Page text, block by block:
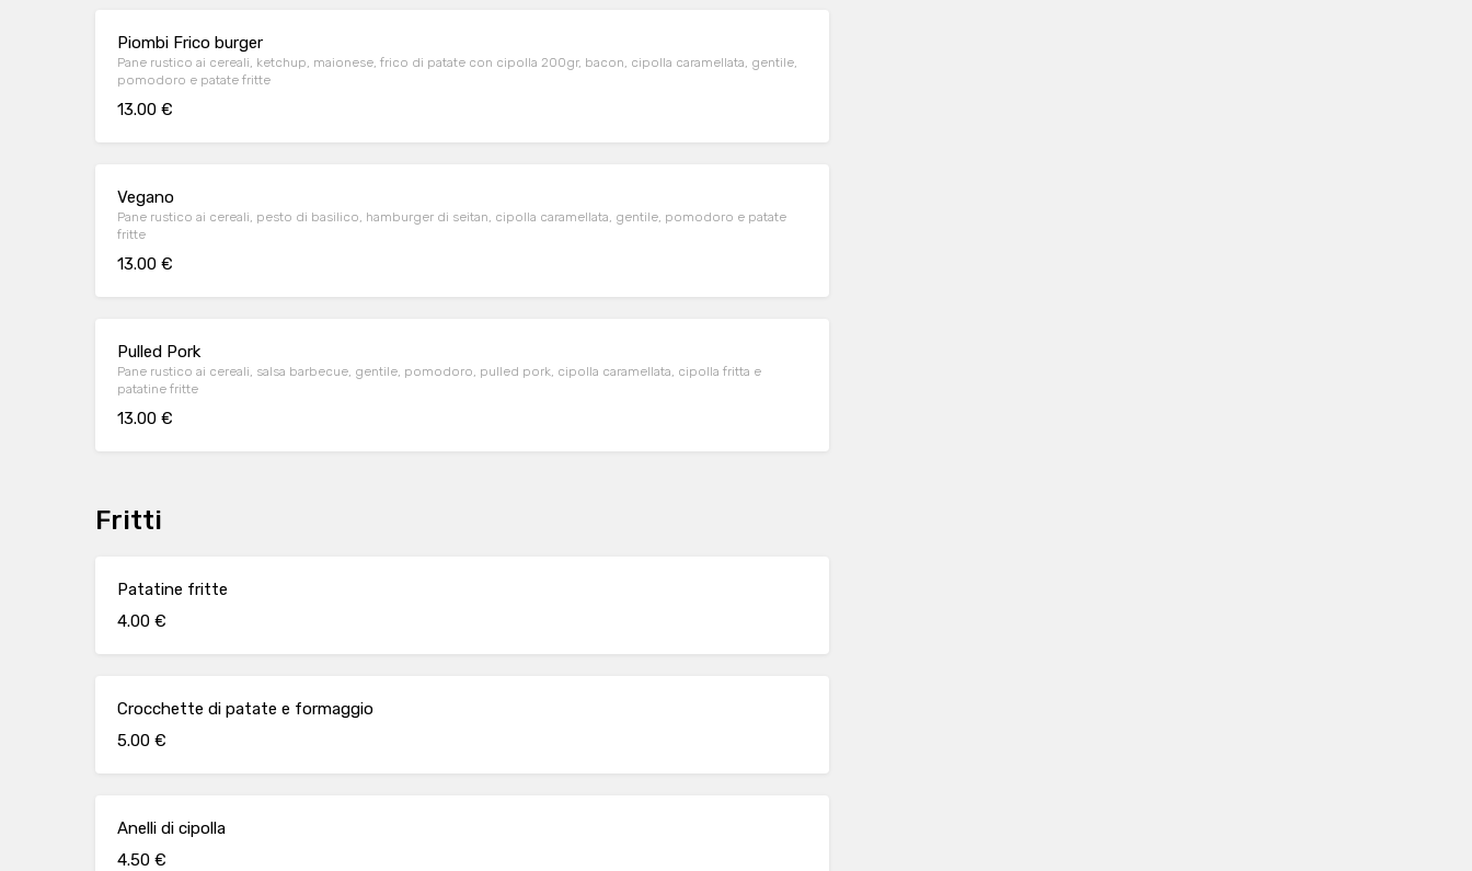
Piombi Frico burger
Pane rustico ai cereali, ketchup, maionese, frico di patate con cipolla 200gr, bacon, cipolla caramellata, gentile,
pomodoro e patate fritte
13.00 €
Vegano
Pane rustico ai cereali, pesto di basilico, hamburger di seitan, cipolla caramellata, gentile, pomodoro e patate
fritte
13.00 €
Pulled Pork
Pane rustico ai cereali, salsa barbecue, gentile, pomodoro, pulled pork, cipolla caramellata, cipolla fritta e
patatine fritte
13.00 €
Fritti
Patatine fritte
4.00 €
Crocchette di patate e formaggio
5.00 €
Anelli di cipolla
4.50 €